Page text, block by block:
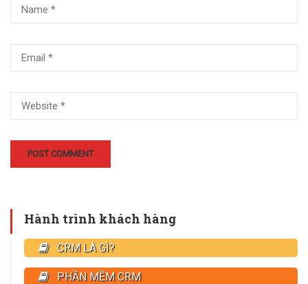
Hành trình khách hàng
CRM LÀ GÌ?
PHẦN MỀM CRM